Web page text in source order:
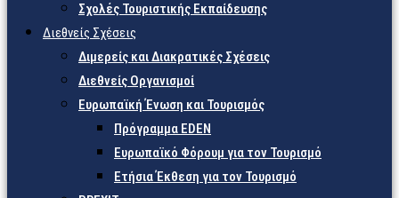
Σχολές Τουριστικής Εκπαίδευσης
Διεθνείς Σχέσεις
Διμερείς και Διακρατικές Σχέσεις
Διεθνείς Οργανισμοί
Ευρωπαϊκή Ένωση και Τουρισμός
Πρόγραμμα EDEN
Ευρωπαϊκό Φόρουμ για τον Τουρισμό
Ετήσια Έκθεση για τον Τουρισμό